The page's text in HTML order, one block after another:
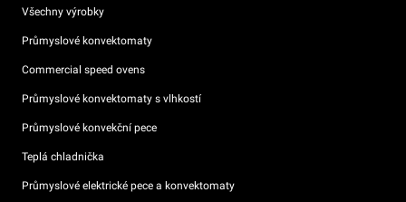
Všechny výrobky
Průmyslové konvektomaty
Commercial speed ovens
Průmyslové konvektomaty s vlhkostí
Průmyslové konvekční pece
Teplá chladnička
Průmyslové elektrické pece a konvektomaty